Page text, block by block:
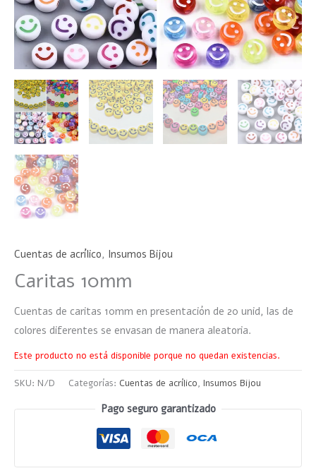
Cuentas de acrílico, Insumos Bijou
Caritas 10mm
Cuentas de caritas 10mm en presentación de 20 unid, las de
colores diferentes se envasan de manera aleatoria.
Este producto no está disponible porque no quedan existencias.
SKU: N/D Categorías: Cuentas de acrílico, Insumos Bijou
Pago seguro garantizado